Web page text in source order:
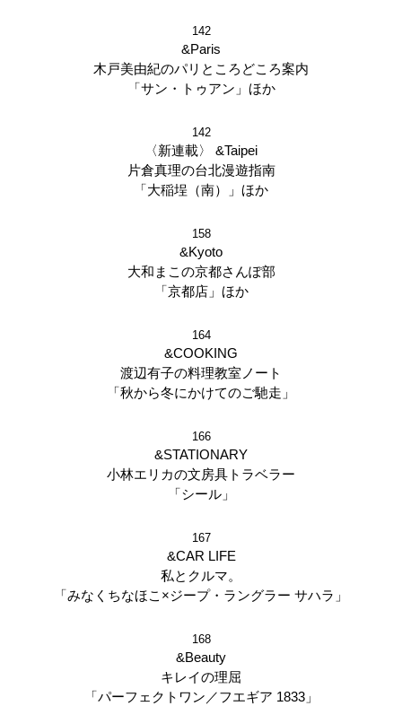
142
&Paris
木戸美由紀のパリところどころ案内
「サン・トゥアン」ほか
142
〈新連載〉 &Taipei
片倉真理の台北漫遊指南
「大稲埕（南）」ほか
158
&Kyoto
大和まこの京都さんぽ部
「京都店」ほか
164
&COOKING
渡辺有子の料理教室ノート
「秋から冬にかけてのご馳走」
166
&STATIONARY
小林エリカの文房具トラベラー
「シール」
167
&CAR LIFE
私とクルマ。
「みなくちなほこ×ジープ・ラングラー サハラ」
168
&Beauty
キレイの理屈
「パーフェクトワン／フエギア 1833」